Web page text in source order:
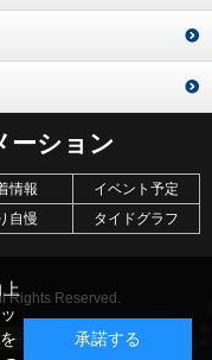
ーション
情報
イベント予定
自慢
タイドグラフ
Rights Reserved.
上
承諾する